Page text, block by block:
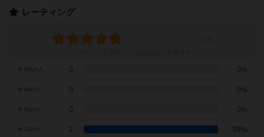
レーティング
0 0%
0 0%
0 0%
7点の人 2 29%